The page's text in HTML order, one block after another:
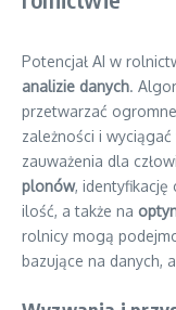
Potencjał AI w
analizie danych.
przetwarzać
zależności i
zauważenia dla
plonów, identyfikację
ilość, a także na
rolnicy mogą
bazujące na danych,